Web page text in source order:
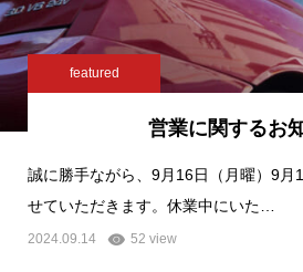
featured
営業に関するお
誠に勝手ながら、9月16日（月曜）9月
せていただきます。休業中にいた…
2024.09.14 52 view